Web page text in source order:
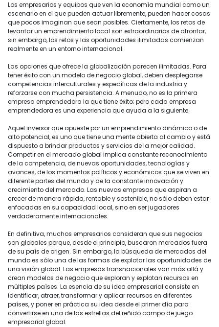
Los empresarios y equipos que ven la economía mundial como un
escenario en el que pueden actuar libremente, pueden hacer cosas
que pocos imaginan que sean posibles. Ciertamente, los retos de
levantar un emprendimiento local son extraordinarios de afrontar,
sin embargo, los retos y las oportunidades ilimitadas comienzan
realmente en un entorno internacional.
Las opciones que ofrece la globalización parecen ilimitadas. Para
tener éxito con un modelo de negocio global, deben desplegarse
competencias interculturales y específicas de la industria y
reforzarse con mucha persistencia. A menudo, no es la primera
empresa emprendedora la que tiene éxito; pero cada empresa
emprendedora es una experiencia que ayuda a la siguiente.
Aquel inversor que apueste por un emprendimiento dinámico o de
alto potencial, es uno que tiene una mente abierta al cambio y está
dispuesto a brindar productos y servicios de la mejor calidad.
Competir en el mercado global implica constante reconocimiento
de la competencia, de nuevas oportunidades, tecnologías y
avances, de los momentos políticos y económicos que se viven en
diferente partes del mundo y de la constante innovación y
crecimiento del mercado. Las nuevas empresas que aspiran a
crecer de manera rápida, rentable y sostenible, no sólo deben estar
enfocadas en su capacidad local, sino en ser jugadores
verdaderamente internacionales.
En definitiva, muchos empresarios consideran que sus negocios
son globales porque, desde el principio, buscaron mercados fuera
de su país de origen. Sin embargo, la búsqueda de mercados del
mundo es sólo una de las formas de explotar las oportunidades de
una visión global. Las empresas transnacionales van más allá y
crean modelos de negocio que exploran y explotan recursos en
múltiples países. La esencia de su idea empresarial consiste en
identificar, atraer, transformar y aplicar recursos en diferentes
países, y poner en práctica su idea desde el primer día para
convertirse en una de las estrellas del reñido campo de juego
empresarial global.